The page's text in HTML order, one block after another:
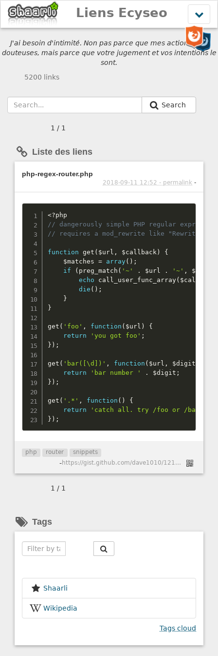
le
menu
Liens Ecyseo
J'ai besoin d'intimité. Non pas parce que mes actions sont
douteuses, mais parce que votre jugement et vos intentions le
sont.
5200 links
Search
1 / 1
Liste des liens
php-regex-router.php
2018-09-11 12:52 - permalink -
<?php
function get ( $url , $callback )
{
$matches
= array( ) ;
if
( preg_match ( '~' . $url . '~' ,
echo
call_user_func_array( $callback
die ( ) ;
}
}
get ( 'foo' , function ( $url )
{
return
'you got foo' ;
} ) ;
get ( 'bar([\d])' , function ( $url , $digit
return
'bar number ' . $digit ;
} ) ;
get ( '.*' , function ( )
{
return
'catch all. try /foo or /bar[0-
} ) ;
php router snippets
- https://gist.github.com/dave1010/1214164
1 / 1
Tags
Shaarli
Wikipedia
Tags cloud